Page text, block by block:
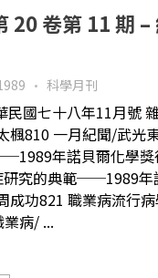
20 卷第 11 期
科學月刊
民國七十八年11月號
楓810 一月紀聞/武光
年諾貝爾化學獎
研究的典範──1989年
成功821 職業病流行
病/ ...